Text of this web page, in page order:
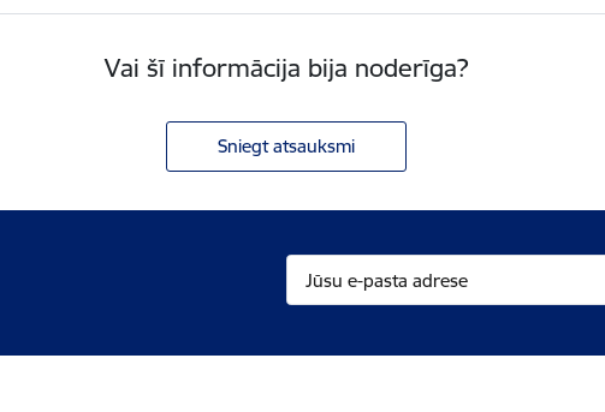
Vai šī informācija bija noderīga?
Sniegt atsauksmi